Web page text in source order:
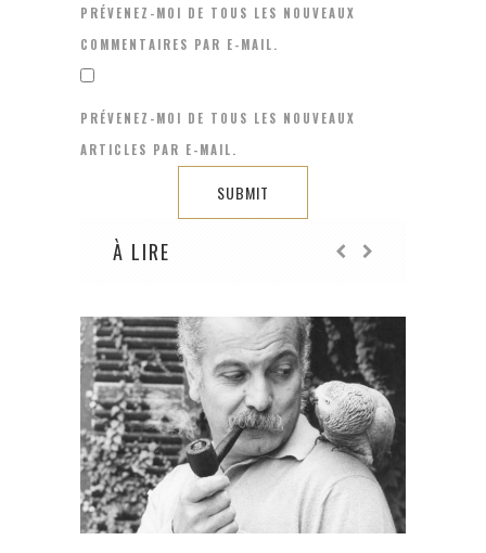
PRÉVENEZ-MOI DE TOUS LES NOUVEAUX
COMMENTAIRES PAR E-MAIL.
PRÉVENEZ-MOI DE TOUS LES NOUVEAUX
ARTICLES PAR E-MAIL.
À LIRE